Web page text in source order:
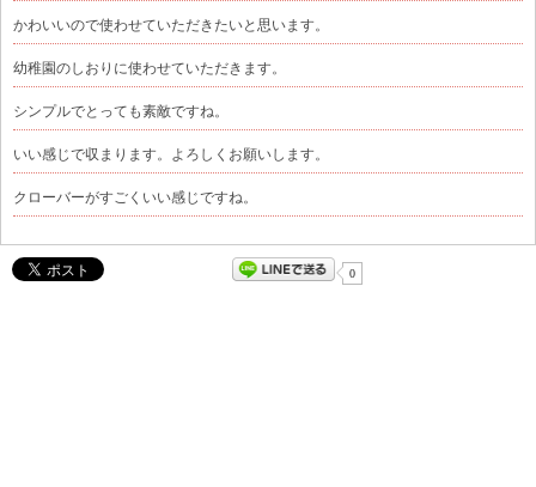
かわいいので使わせていただきたいと思います。
幼稚園のしおりに使わせていただきます。
シンプルでとっても素敵ですね。
いい感じで収まります。よろしくお願いします。
クローバーがすごくいい感じですね。
0